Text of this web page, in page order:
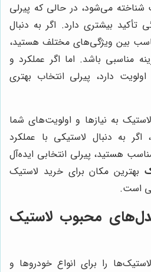
شناخته می‌شود، در حالی که پیرلی
تأکید بیشتری دارد. اگر به دنبال
بین ویژگی‌های مختلف هستید،
مناسبی باشد. اما اگر عملکرد و
دارد، پیرلی انتخاب بهتری
به نیازها و اولویت‌های شما
به دنبال لاستیکی با عملکرد
هستید، پیرلی انتخابی ایده‌آل
بهترین مکان برای خرید لاستیک
است.
محبوب لاستیک
را برای انواع خودروها و